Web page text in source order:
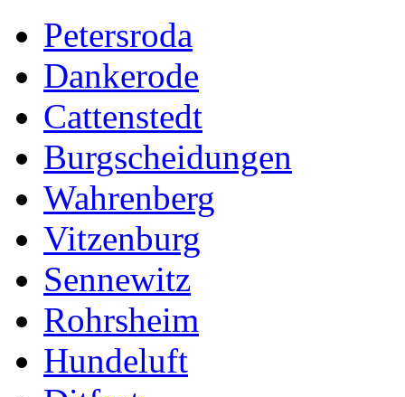
Petersroda
Dankerode
Cattenstedt
Burgscheidungen
Wahrenberg
Vitzenburg
Sennewitz
Rohrsheim
Hundeluft